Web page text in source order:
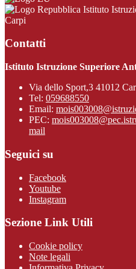
Istituto
Carpi
Contatti
Istituto Istruzione Superiore
Via dello Sport,3 41012
Tel: 059688550
Email:
PEC:
mail
Seguici su
Facebook
Youtube
Instagram
Sezione Link Utili
Cookie policy
Note legali